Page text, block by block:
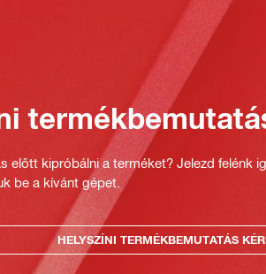
előtt kipróbálni a terméket? Jelezd felénk
be a kívánt gépet.
HELYSZÍNI TERMÉKBEMUTATÁS